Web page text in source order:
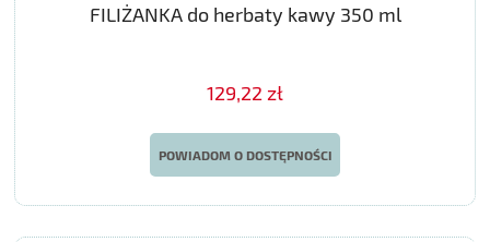
FILIŻANKA do herbaty kawy 350 ml
129,22 zł
POWIADOM O DOSTĘPNOŚCI